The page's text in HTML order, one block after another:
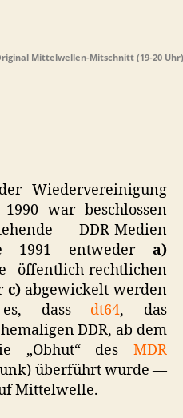
Mittelwellen-Mitschnitt (19-20 Uhr)
Wiedervereinigung
war beschlossen
DDR-Medien
1991 entweder a)
rechtlichen
c)abgewickelt werden
dass dt64, das
DDR, ab dem
„Obhut“ des MDR
überführt wurde —
Mittelwelle.